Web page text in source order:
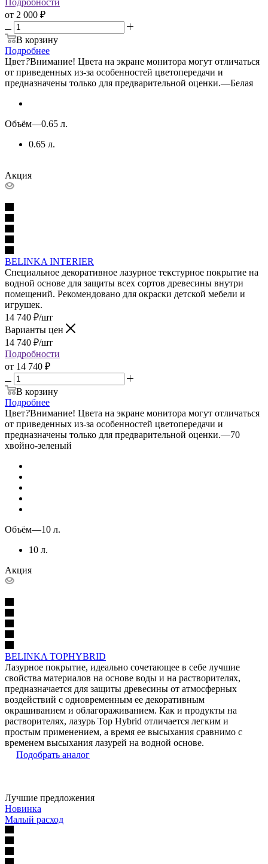
от 2 000 ₽
В корзину
Подробнее
Цвет?Внимание! Цвета на экране монитора могут отличаться
от приведенных из-за особенностей цветопередачи и
предназначены только для предварительной оценки.—Белая
Объём—0.65 л.
0.65 л.
Акция
BELINKA INTERIER
Специальное декоративное лазурное текстурное покрытие на
водной основе для защиты всех сортов древесины внутри
помещений. Рекомендовано для окраски детской мебели и
игрушек.
14 740 ₽/шт
Варианты цен
14 740 ₽/шт
Подробности
от 14 740 ₽
В корзину
Подробнее
Цвет?Внимание! Цвета на экране монитора могут отличаться
от приведенных из-за особенностей цветопередачи и
предназначены только для предварительной оценки.—70
хвойно-зеленый
Объём—10 л.
10 л.
Акция
BELINKA TOPHYBRID
Лазурное покрытие, идеально сочетающее в себе лучшие
свойства материалов на основе воды и на растворителях,
предназначается для защиты древесины от атмосферных
воздействий с одновременным ее декоративным
окрашиванием и облагораживанием. Как и продукты на
растворителях, лазурь Top Hybrid отличается легким и
простым применением, а время ее высыхания сравнимо с
временем высыхания лазурей на водной основе.
Подобрать аналог
Лучшие предложения
Новинка
Малый расход